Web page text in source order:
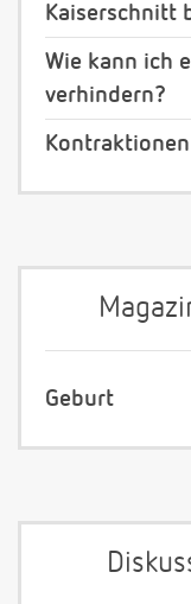
Kaiserschnitt
Wie kann ich
verhindern?
Geburt